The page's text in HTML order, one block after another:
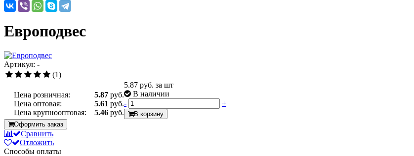
Европодвес
Артикул: -
(1)
Цена розничная: 5.87 руб.
Цена оптовая:
5.61 руб.
Цена крупнооптовая:
5.46 руб.
5.87 руб. за шт
В наличии
-
+
В корзину
Оформить заказ
Сравнить
Отложить
Способы оплаты